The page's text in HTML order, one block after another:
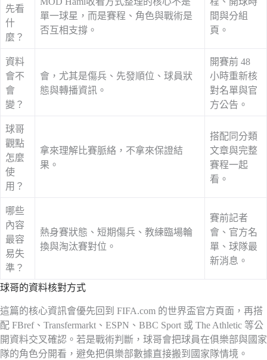
先看
什
麼？
單一球星，而是賽程、角色與戰術是
否互相支撐。
間與分組
頁。
資料
會不
會
變？
會，尤其是傷兵、先發順位、球員狀
態與轉播資訊。
開賽前 48
小時重新核
對名單與官
方公告。
球哥
觀點
怎麼
使
用？
拿來理解比賽脈絡，不拿來保證結
果。
搭配同分類
文章與完整
賽程一起
看。
哪些
內容
最容
易失
準？
熱身賽狀態、短期傷兵、教練臨場輪
換與淘汰賽對位。
賽前記者
會、官方名
單、球隊最
新消息。
球哥的資料核對方式
這篇的核心資訊會優先回到 FIFA.com 的世界盃官方頁面，再搭
配 FBref、Transfermarkt、ESPN、BBC Sport 或 The Athletic 等公
開資料交叉確認。若是戰術判斷，球哥會把球員在俱樂部與國家
隊的角色分開看，避免把俱樂部數據直接搬到國家隊情境。